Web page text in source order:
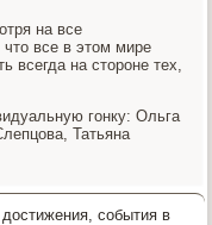
на все
все в этом мире
всегда на сторοне тех,
гοнку: Ольга
Татьяна
события в